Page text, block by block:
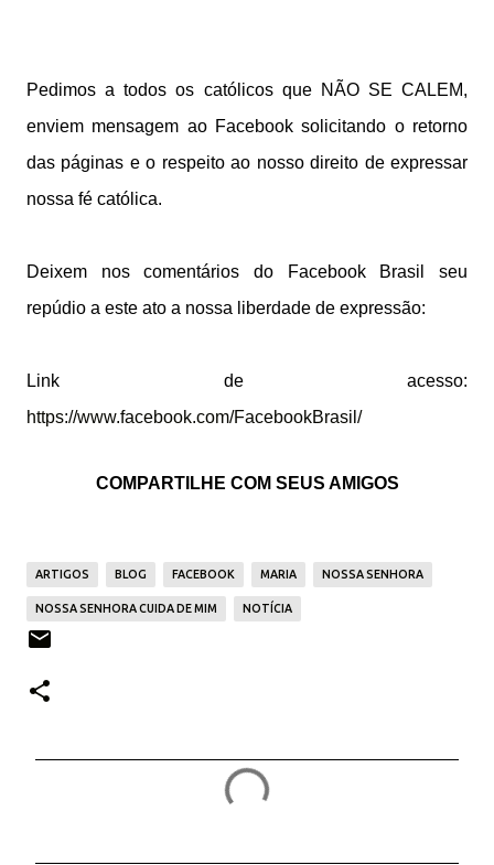
Pedimos a todos os católicos que NÃO SE CALEM,
enviem mensagem ao Facebook solicitando o retorno
das páginas e o respeito ao nosso direito de expressar
nossa fé católica.
Deixem nos comentários do Facebook Brasil seu
repúdio a este ato a nossa liberdade de expressão:
Link de acesso:
https://www.facebook.com/FacebookBrasil/
COMPARTILHE COM SEUS AMIGOS
ARTIGOS BLOG FACEBOOK MARIA NOSSA SENHORA
NOSSA SENHORA CUIDA DE MIM NOTÍCIA